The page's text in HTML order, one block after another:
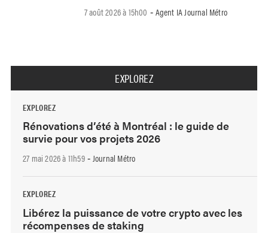
7 août 2026 à 15h00 - Agent IA Journal Métro
EXPLOREZ
EXPLOREZ
Rénovations d’été à Montréal : le guide de
survie pour vos projets 2026
27 mai 2026 à 11h59- Journal Métro
EXPLOREZ
Libérez la puissance de votre crypto avec les
récompenses de staking